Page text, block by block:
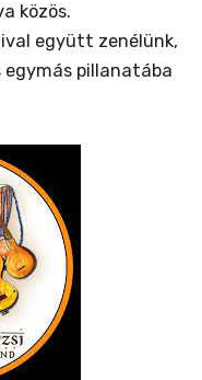
közös.
együtt zenélünk,
egymás pillanatába